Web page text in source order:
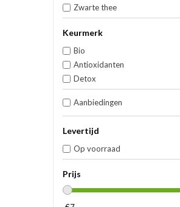
Zwarte thee
Keurmerk
Bio
Antioxidanten
Detox
Aanbiedingen
Levertijd
Op voorraad
Prijs